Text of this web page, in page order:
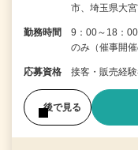
市、埼玉県大
勤務時間
9：00～18：
のみ（催事開
応募資格 接客・販売経
後で見る